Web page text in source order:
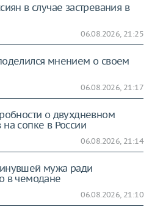
в случае застревания в
06.08.2026, 21:25
мнением о своем
06.08.2026, 21:17
о двухдневном
сопке в России
06.08.2026, 21:14
мужа ради
в чемодане
06.08.2026, 21:10